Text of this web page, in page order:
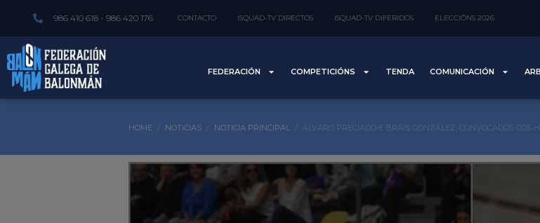
986 410 618 - 986 420 176 CONTACTO ISQUAD-TV DIRECTOS ISQUAD-TV DIFERIDOS ELECCIÓNS 2026
FEDERACIÓN COMPETICIÓNS TENDA COMUNICACIÓN
HOME NOTICIAS NOTICIA PRINCIPAL ÁLVARO PRECIADO E BRAIS GONZÁLEZ, CONVOCADOS COS